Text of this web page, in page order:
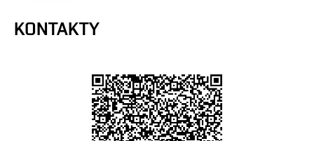
KONTAKTY